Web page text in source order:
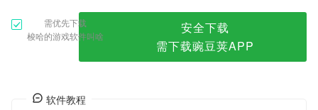
需优先下载
梭哈的游戏软件叫啥
安全下载
需下载豌豆荚APP
软件教程